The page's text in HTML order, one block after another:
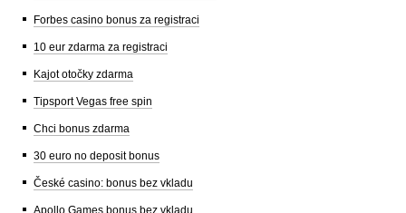
Forbes casino bonus za registraci
10 eur zdarma za registraci
Kajot otočky zdarma
Tipsport Vegas free spin
Chci bonus zdarma
30 euro no deposit bonus
České casino: bonus bez vkladu
Apollo Games bonus bez vkladu